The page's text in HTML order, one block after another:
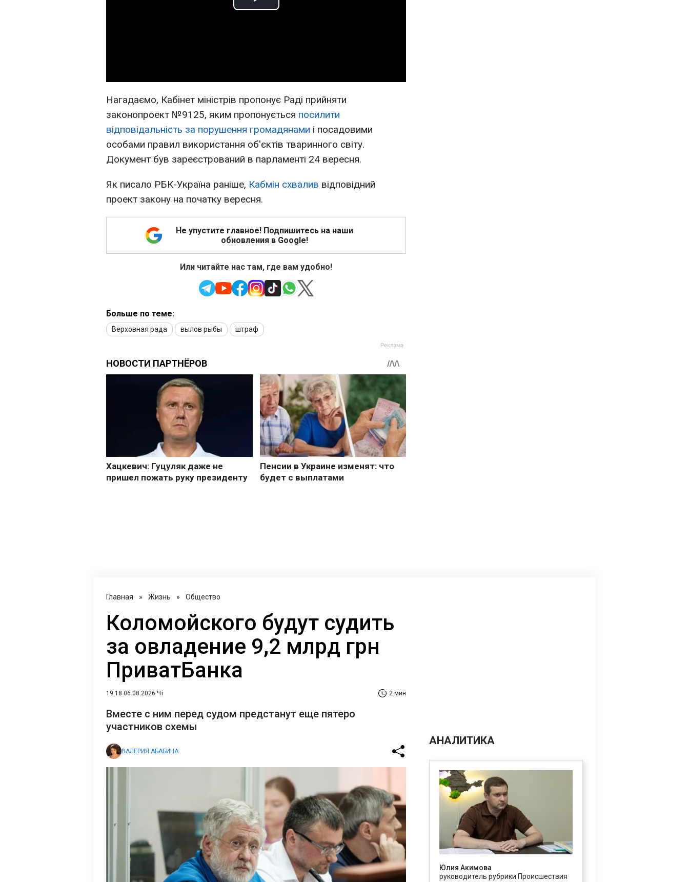
Play
Нагадаємо, Кабінет міністрів пропонує Раді прийняти
законопроект №9125, яким пропонується посилити
відповідальність за порушення громадянами і посадовими
особами правил використання об'єктів тваринного світу.
Документ був зареєстрований в парламенті 24 вересня.
Як писало РБК-Україна раніше, Кабмін схвалив відповідний
проект закону на початку вересня.
Не упустите главное! Подпишитесь на наши
обновления в Google!
Или читайте нас там, где вам удобно!
Больше по теме:
Верховная рада вылов рыбы штраф
Главная » Жизнь » Общество
Коломойского будут судить
за овладение 9,2 млрд грн
ПриватБанка
19:18 06.08.2026 Чт 2 мин
Вместе с ним перед судом предстанут еще пятеро
участников схемы
ВАЛЕРИЯ АБАБИНА
АНАЛИТИКА
Юлия Акимова
руководитель рубрики Происшествия